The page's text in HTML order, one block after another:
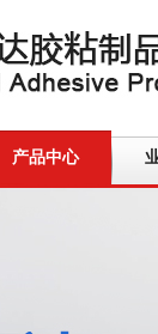
产品中心